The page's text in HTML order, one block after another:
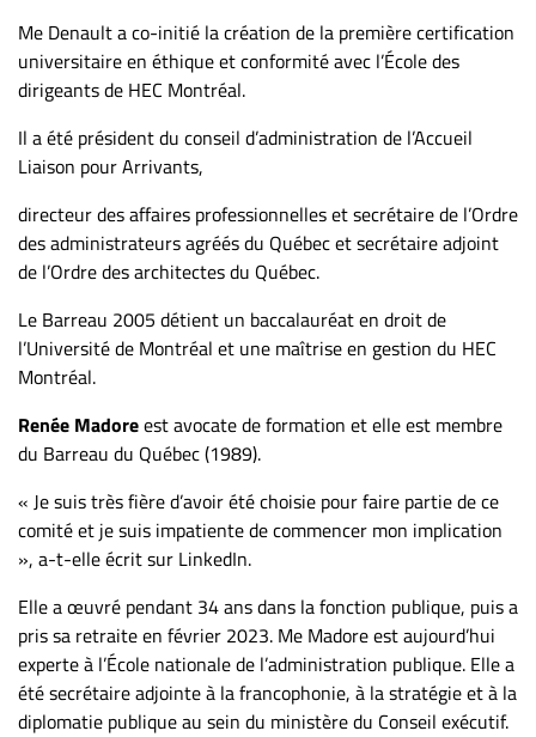
Me Denault a co-initié la création de la première certification
universitaire en éthique et conformité avec l’École des
dirigeants de HEC Montréal.
Il a été président du conseil d’administration de l’Accueil
Liaison pour Arrivants,
directeur des affaires professionnelles et secrétaire de l’Ordre
des administrateurs agréés du Québec et secrétaire adjoint
de l’Ordre des architectes du Québec.
Le Barreau 2005 détient un baccalauréat en droit de
l’Université de Montréal et une maîtrise en gestion du HEC
Montréal.
Renée Madoreest avocate de formation et elle est membre
du Barreau du Québec (1989).
« Je suis très fière d’avoir été choisie pour faire partie de ce
comité et je suis impatiente de commencer mon implication
», a-t-elle écrit sur LinkedIn.
Elle a œuvré pendant 34 ans dans la fonction publique, puis a
pris sa retraite en février 2023. Me Madore est aujourd’hui
experte à l’École nationale de l’administration publique. Elle a
été secrétaire adjointe à la francophonie, à la stratégie et à la
diplomatie publique au sein du ministère du Conseil exécutif.